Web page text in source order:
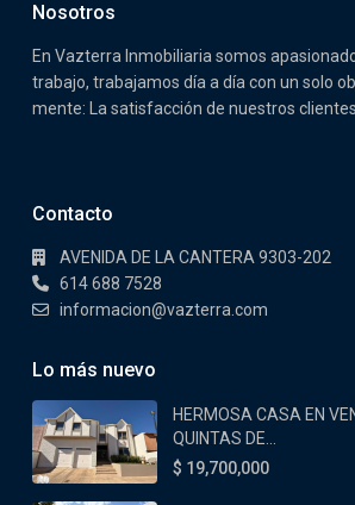
Nosotros
En Vazterra Inmobiliaria somos
trabajo, trabajamos día a día con un solo
mente: La satisfacción de nuestros
Contacto
AVENIDA DE LA CANTERA 9303-202
614 688 7528
informacion@vazterra.com
Lo más nuevo
HERMOSA CASA EN
QUINTAS DE...
$ 19,700,000